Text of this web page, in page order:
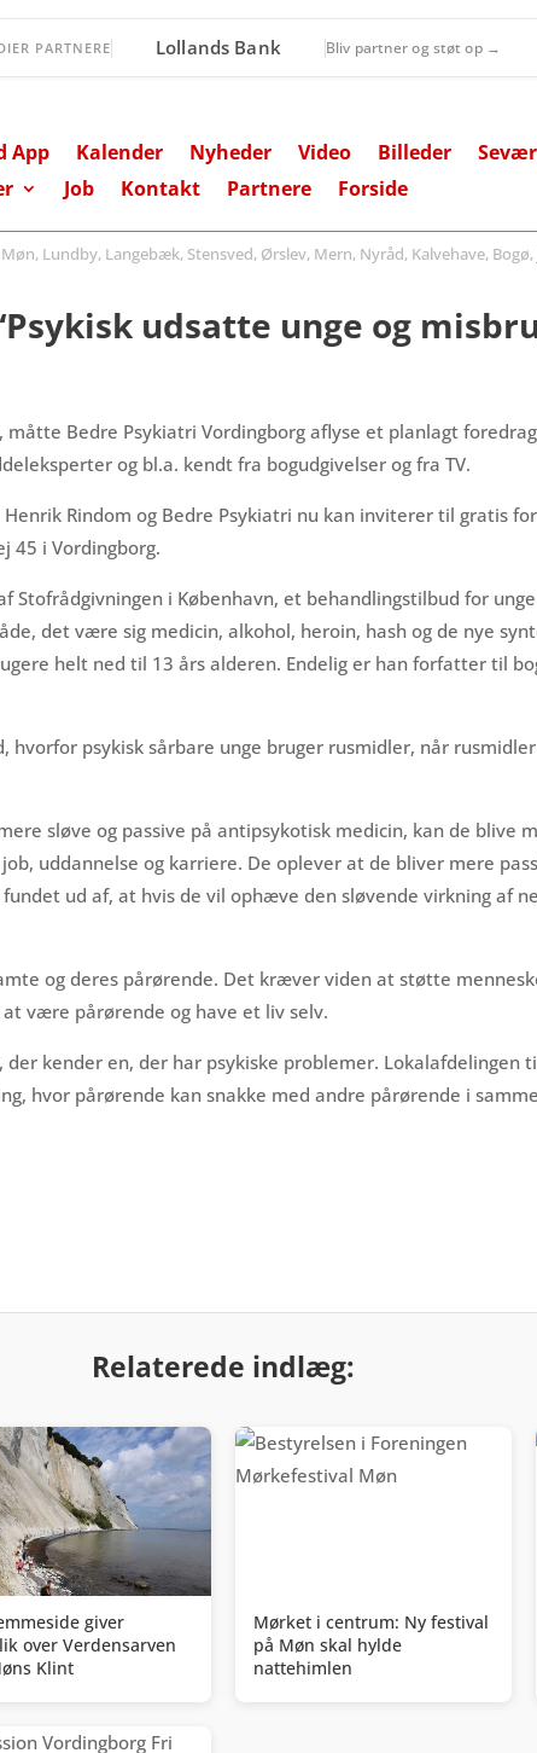
PARTNERE Øernes Revision Bliv partner og støt op →
App Kalender Nyheder Video Billeder
Job Kontakt Partnere Forside
Lundby, Langebæk, Stensved, Ørslev, Mern, Nyråd, Kalvehave,
udsatte unge og
Bedre Psykiatri Vordingborg aflyse et planlagt
og bl.a. kendt fra bogudgivelser og fra TV.
Rindom og Bedre Psykiatri nu kan inviterer til gratis
45 i Vordingborg.
Stofrådgivningen i København, et behandlingstilbud for
det være sig medicin, alkohol, heroin, hash og de nye
helt ned til 13 års alderen. Endelig er han forfatter til
hvorfor psykisk sårbare unge bruger rusmidler, når
sløve og passive på antipsykotisk medicin, kan de blive
uddannelse og karriere. De oplever at de bliver mere
ud af, at hvis de vil ophæve den sløvende virkning af
og deres pårørende. Det kræver viden at støtte
være pårørende og have et liv selv.
der kender en, der har psykiske problemer.
hvor pårørende kan snakke med andre pårørende i
Relaterede indlæg:
giver
over Verdensarven
Klint
Mørket i centrum: Ny festival
på Møn skal hylde
nattehimlen